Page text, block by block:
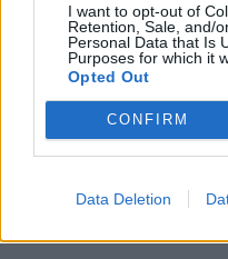
I want to opt-out of
Retention, Sale, and/
Personal Data that Is
Purposes for which it
Opted Out
CONFIRM
Data Deletion
ΧΑΡΤΕΣ
χάρτες